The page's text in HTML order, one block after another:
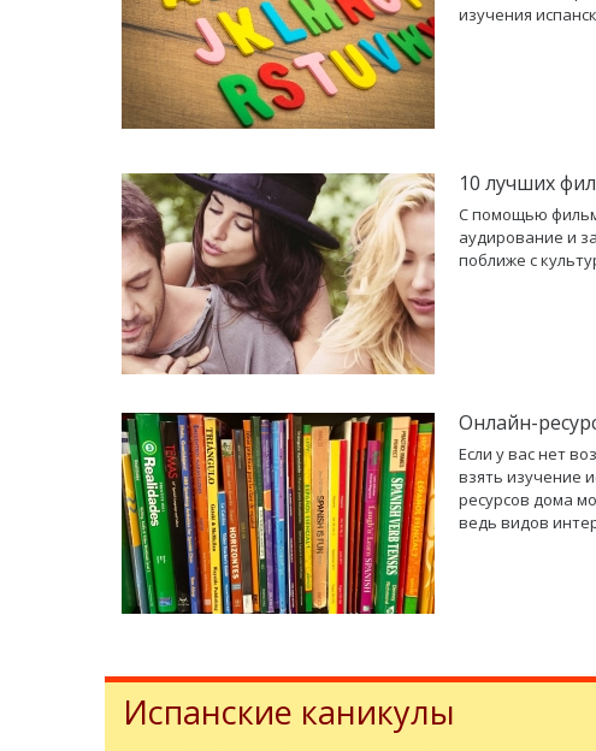
изучения
10 лучших
С помощью
аудирование и
поближе с
Онлайн-
Если у вас нет
взять изучение
ресурсов дома
ведь видов
Испанские каникулы